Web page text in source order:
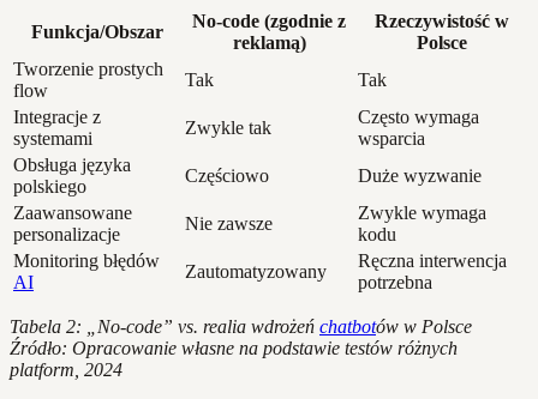
Funkcja/Obszar
No-code (zgodnie z
reklamą)
Rzeczywistość w
Polsce
Tworzenie prostych
flow
Tak
Tak
Integracje z
systemami
Zwykle tak
Często wymaga
wsparcia
Obsługa języka
polskiego
Częściowo
Duże wyzwanie
Zaawansowane
personalizacje
Nie zawsze
Zwykle wymaga
kodu
Monitoring błędów
AI
Zautomatyzowany
Ręczna interwencja
potrzebna
Tabela 2: „No-code” vs. realia wdrożeń chatbotów w Polsce
Źródło: Opracowanie własne na podstawie testów różnych
platform, 2024